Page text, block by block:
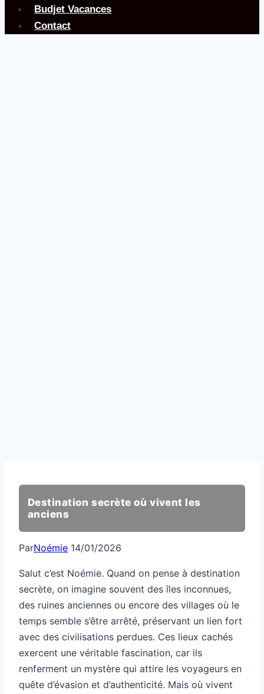
Budjet Vacances
Contact
Destination secrète où vivent les
anciens
ParNoémie 14/01/2026
Salut c’est Noémie. Quand on pense à destination
secrète, on imagine souvent des îles inconnues,
des ruines anciennes ou encore des villages où le
temps semble s’être arrêté, préservant un lien fort
avec des civilisations perdues. Ces lieux cachés
exercent une véritable fascination, car ils
renferment un mystère qui attire les voyageurs en
quête d’évasion et d’authenticité. Mais où vivent